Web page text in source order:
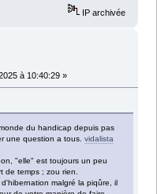
IP archivée
à 10:40:29 »
du handicap depuis pas
une question a tous.vidalista
"elle" est toujours un peu
de temps ; zou rien.
malgré la piqûre, il